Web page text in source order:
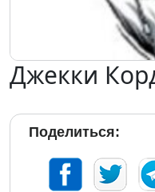
Джекки
Поделиться: